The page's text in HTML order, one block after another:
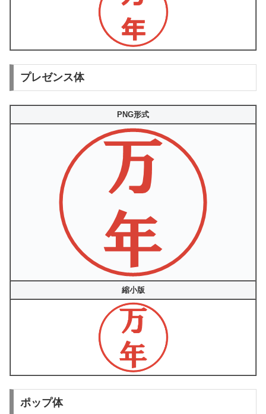
プレゼンス体
PNG形式
縮小版
ポップ体